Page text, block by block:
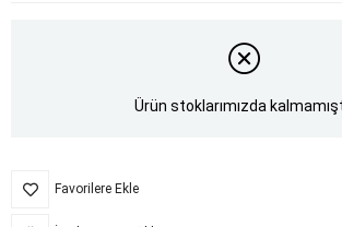
Ürün stoklarımızda
Favorilere Ekle